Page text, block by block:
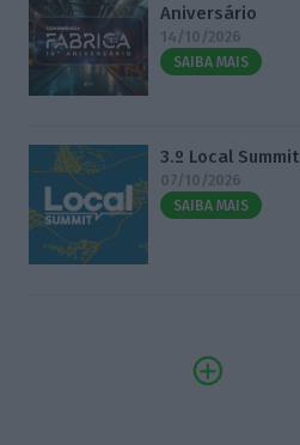
Aniversário
14/10/2026
SAIBA MAIS
3.º Local Summit
07/10/2026
SAIBA MAIS